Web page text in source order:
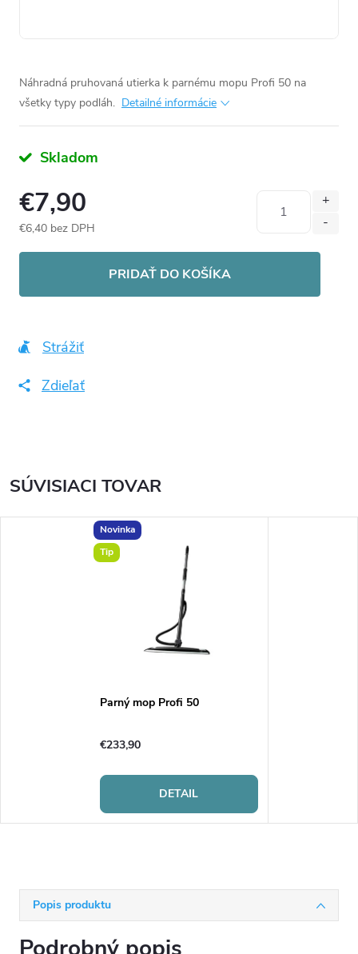
Náhradná pruhovaná utierka k parnému mopu Profi 50 na
všetky typy podláh. Detailné informácie
Skladom
€7,90
€6,40 bez DPH
PRIDAŤ DO KOŠÍKA
Strážiť
Zdieľať
Popis produktu
SÚVISIACI TOVAR
Novinka
Tip
Parný mop Profi 50
€233,90
DETAIL